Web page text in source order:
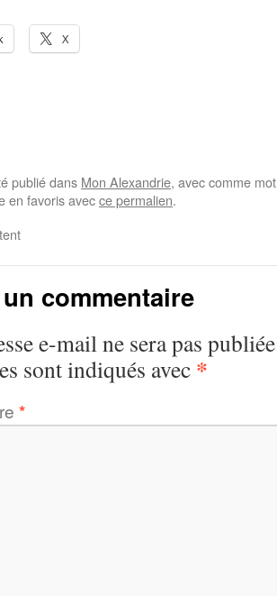
X
publié dans Mon Alexandrie, avec comme
en favoris avecce permalien.
commentaire
e-mail ne sera pas
sont indiqués avec *
*